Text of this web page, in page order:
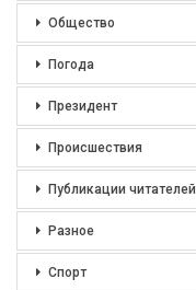
Общество
Погода
Президент
Происшествия
Публикации читателей
Разное
Спорт